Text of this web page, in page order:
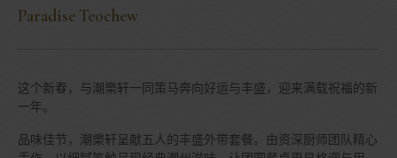
Paradise Teochew
这个新春，与潮樂轩一同策马奔向好运与丰盛，迎来满载祝福的新
一年。
品味佳节，潮樂轩呈献五人的丰盛外带套餐。由资深厨师团队精心